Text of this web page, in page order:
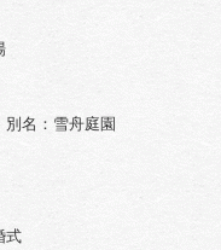
名：雪舟庭園
式